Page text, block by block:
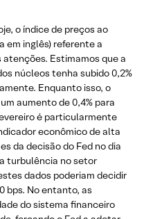
o índice de preços ao
em inglês) referente a
Estimamos que a
núcleos tenha subido 0,2%
Enquanto isso, o
aumento de 0,4% para
é particularmente
econômico de alta
da decisão do Fed no dia
turbulência no setor
dados poderiam decidir
bps. No entanto, as
do sistema financeiro